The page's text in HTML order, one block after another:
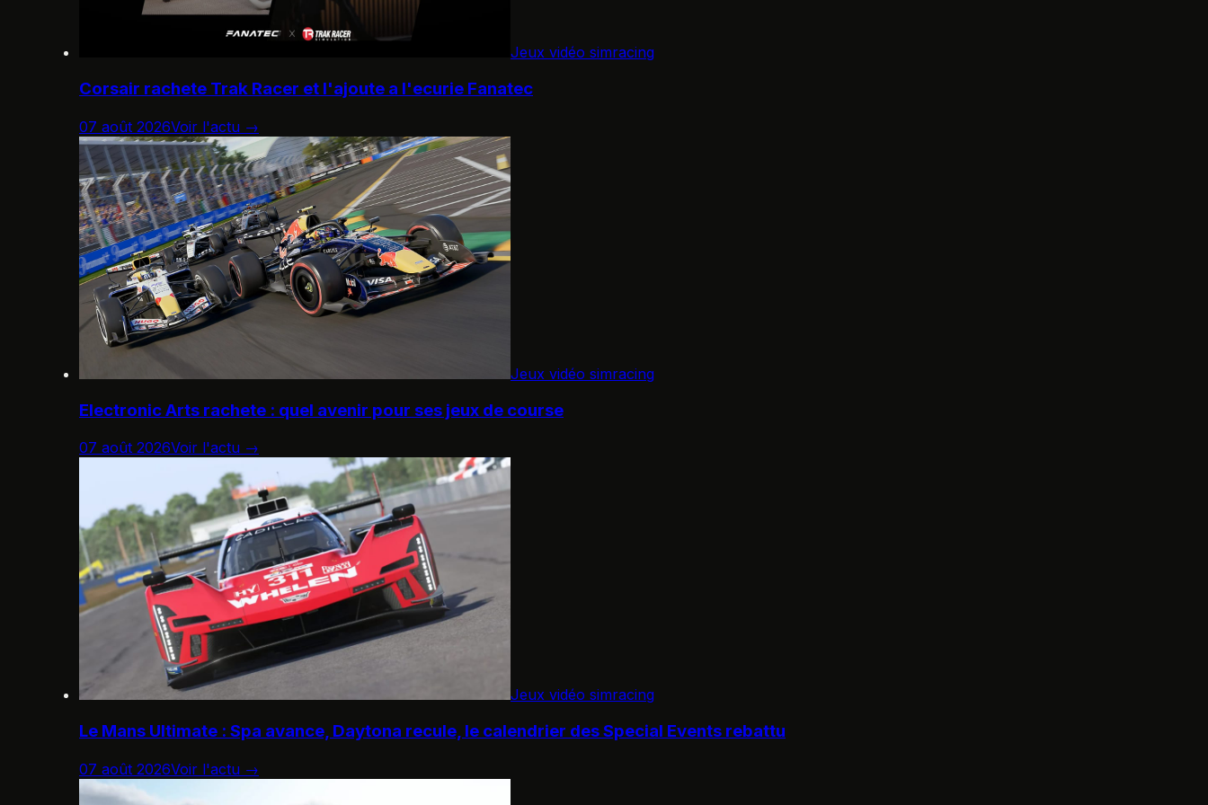
Jeux vidéo simracing
Corsair rachete Trak Racer et l'ajoute a l'ecurie Fanatec
07 août 2026Voir l'actu →
Jeux vidéo simracing
Electronic Arts rachete : quel avenir pour ses jeux de course
07 août 2026Voir l'actu →
Jeux vidéo simracing
Le Mans Ultimate : Spa avance, Daytona recule, le calendrier des Special Events rebattu
07 août 2026Voir l'actu →